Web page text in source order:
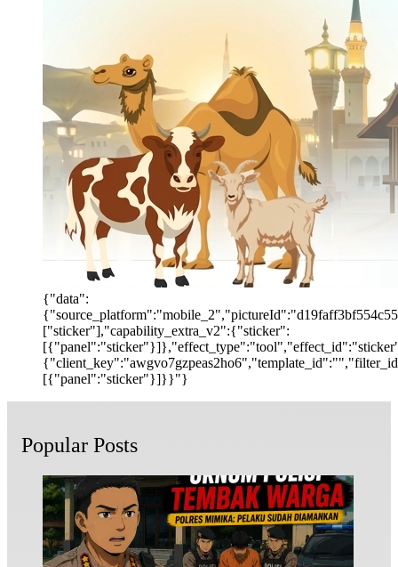
{"data":
["sticker"],"capability_extra_v2":{"sticker":
[{"panel":"sticker"}]}}"}
Popular Posts